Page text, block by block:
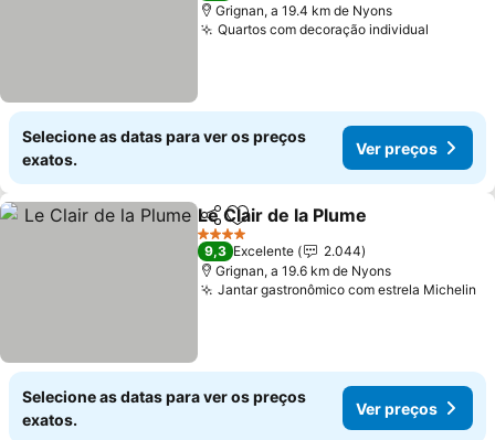
Grignan, a 19.4 km de Nyons
Quartos com decoração individual
Selecione as datas para ver os preços
exatos.
Ver preços
PartilharAdicionar aos favoritos
Le Clair de la Plume
4 Estrelas
9,3 Excelente
2.044
Grignan, a 19.6 km de Nyons
Jantar gastronômico com estrela Michelin
Selecione as datas para ver os preços
exatos.
Ver preços